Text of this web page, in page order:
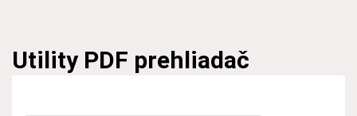
Utility PDF prehliadač